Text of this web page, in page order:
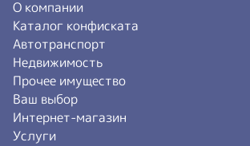
О компании
Каталог конфиската
Автотранспорт
Недвижимость
Прочее имущество
Ваш выбор
Интернет-магазин
Услуги